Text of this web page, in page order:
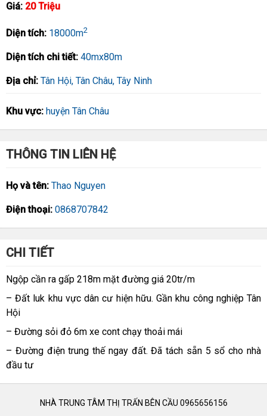
Giá: 20 Triệu
Diện tích: 18000m2
Diện tích chi tiết: 40mx80m
Địa chỉ: Tân Hội, Tân Châu, Tây Ninh
Khu vực: huyện Tân Châu
THÔNG TIN LIÊN HỆ
Họ và tên: Thao Nguyen
Điện thoại: 0868707842
CHI TIẾT
Ngộp cần ra gấp 218m mặt đường giá 20tr/m
– Đất luk khu vực dân cư hiện hữu. Gần khu công nghiệp Tân
Hội
– Đường sỏi đỏ 6m xe cont chạy thoải mái
– Đường điện trung thế ngay đất. Đã tách sẵn 5 sổ cho nhà
đầu tư
NHÀ TRUNG TÂM THỊ TRẤN BÊN CẦU 0965656156